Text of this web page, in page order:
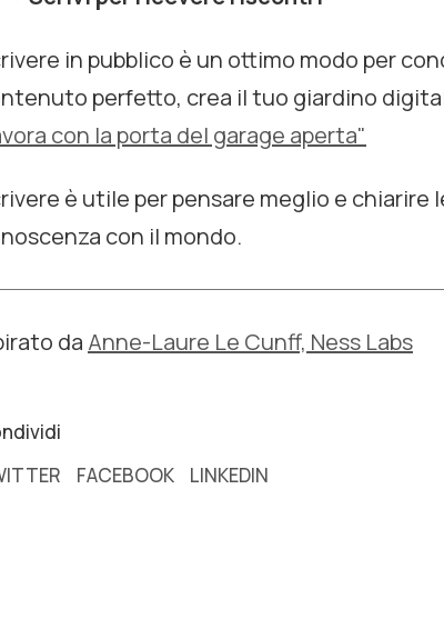
in pubblico è un ottimo modo per
perfetto, crea il tuo giardino
con la porta del garage aperta"
è utile per pensare meglio e chiarire
con il mondo.
da Anne-Laure Le Cunff, Ness Labs
FACEBOOK LINKEDIN